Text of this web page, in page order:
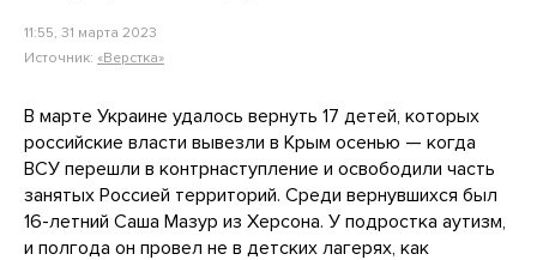
11:55, 31 марта 2023
Источник: «Верстка»
В марте Украине удалось вернуть 17 детей, которых
российские власти вывезли в Крым осенью — когда
ВСУ перешли в контрнаступление и освободили часть
занятых Россией территорий. Среди вернувшихся был
16-летний Саша Мазур из Херсона. У подростка аутизм,
и полгода он провел не в детских лагерях, как